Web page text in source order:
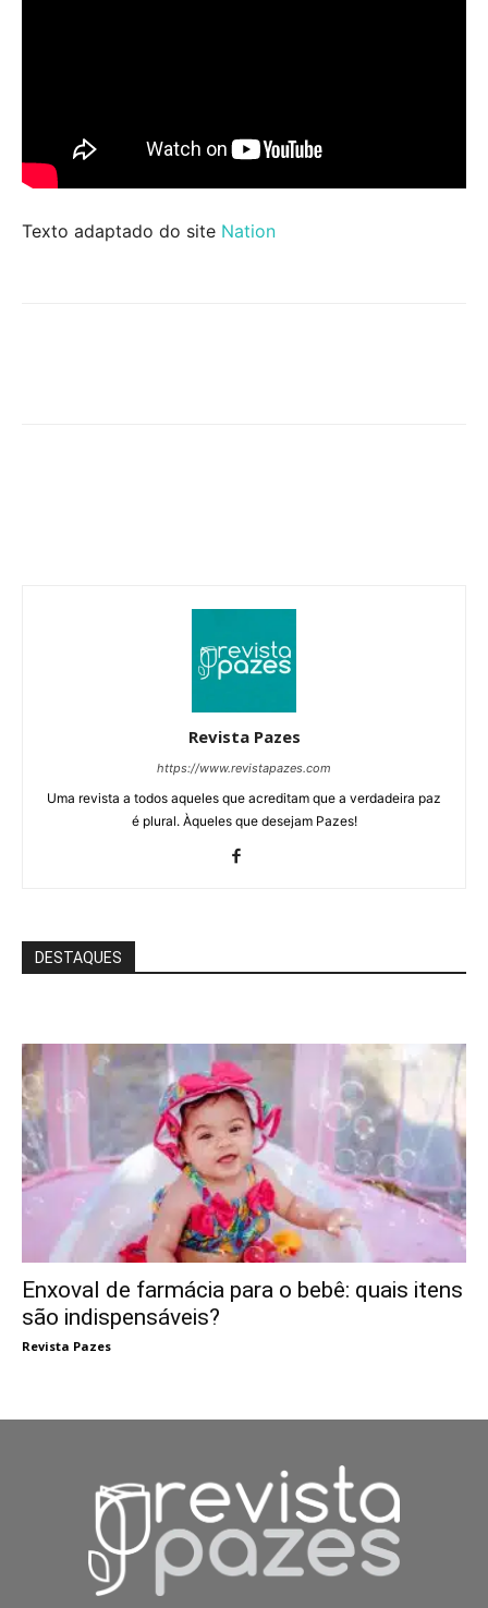
Texto adaptado do site Nation
Revista Pazes
https://www.revistapazes.com
Uma revista a todos aqueles que acreditam que a verdadeira paz
é plural. Àqueles que desejam Pazes!
DESTAQUES
Enxoval de farmácia para o bebê: quais itens
são indispensáveis?
Revista Pazes